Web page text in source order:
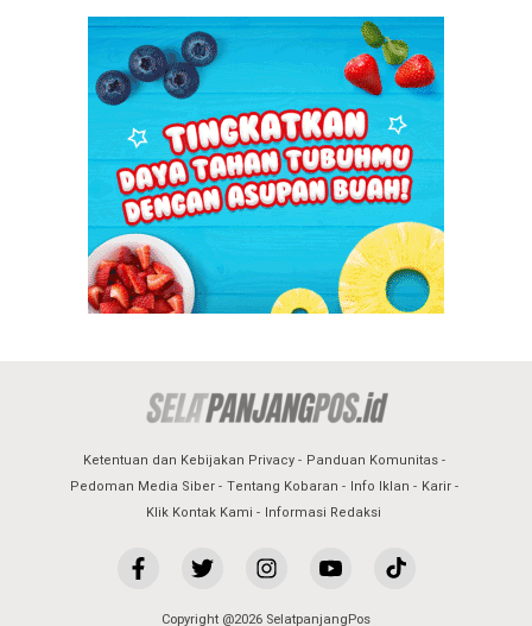
Ketentuan dan Kebijakan Privacy
Panduan Komunitas
Pedoman Media Siber
Tentang Kobaran Info Iklan
Karir
Klik Kontak Kami
Informasi Redaksi
Copyright @2026 SelatpanjangPos